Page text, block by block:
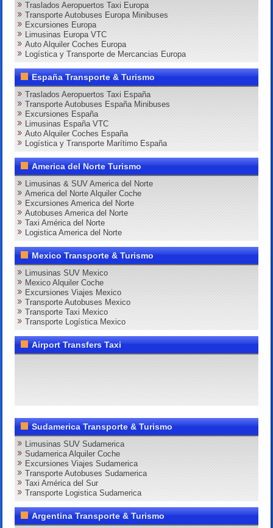
Traslados Aeropuertos Taxi Europa
Transporte Autobuses Europa Minibuses
Excursiones Europa
Limusinas Europa VTC
Auto Alquiler Coches Europa
Logística y Transporte de Mercancias Europa
España Transporte & Turismo
Traslados Aeropuertos Taxi España
Transporte Autobuses España Minibuses
Excursiones España
Limusinas España VTC
Auto Alquiler Coches España
Logística y Transporte Marítimo España
America del Norte Turismo
Limusinas & SUV America del Norte
America del Norte Alquiler Coche
Excursiones America del Norte
Autobuses America del Norte
Taxi América del Norte
Logistica America del Norte
Mexico Transporte & Turismo
Limusinas SUV Mexico
Mexico Alquiler Coche
Excursiones Viajes Mexico
Transporte Autobuses Mexico
Transporte Taxi Mexico
Transporte Logística Mexico
Airport Transfers Taxi
Sudamerica Transporte & Turismo
Limusinas SUV Sudamerica
Sudamerica Alquiler Coche
Excursiones Viajes Sudamerica
Transporte Autobuses Sudamerica
Taxi América del Sur
Transporte Logistica Sudamerica
Argentina Transporte & Turismo